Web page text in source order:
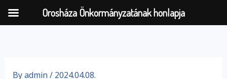
Byadmin / 2024.04.08.
Orosháza Önkormányzatának honlapja